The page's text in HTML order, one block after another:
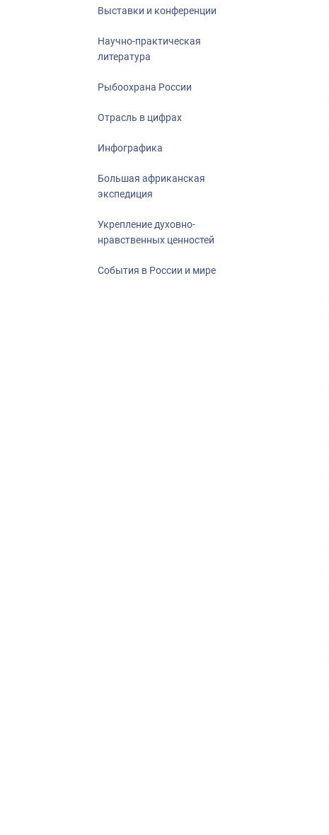
Выставки и конференции
Научно-практическая
литература
Рыбоохрана России
Отрасль в цифрах
Инфографика
Большая африканская
экспедиция
Укрепление духовно-
нравственных ценностей
События в России и мире